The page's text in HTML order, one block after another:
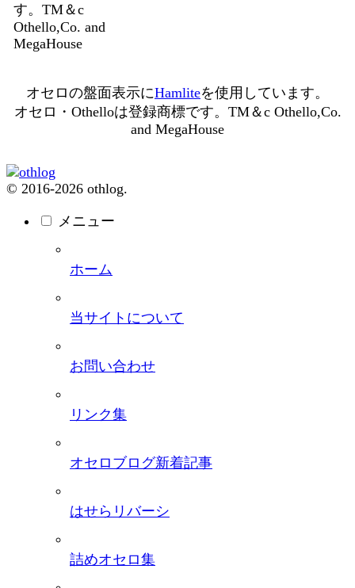
す。TM＆c
Othello,Co. and
MegaHouse
オセロの盤面表示にHamliteを使用しています。
オセロ・Othelloは登録商標です。TM＆c Othello,Co.
and MegaHouse
© 2016-2026 othlog.
メニュー
ホーム
当サイトについて
お問い合わせ
リンク集
オセロブログ新着記事
はせらリバーシ
詰めオセロ集